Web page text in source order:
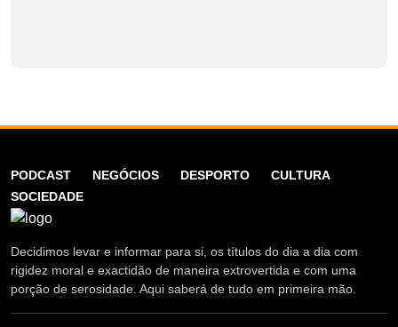
PODCAST NEGÓCIOS DESPORTO
CULTURA
SOCIEDADE
Decidimos levar e informar para si, os títulos do dia a dia com
rigidez moral e exactidão de maneira extrovertida e com uma
porção de serosidade. Aqui saberá de tudo em primeira mão.